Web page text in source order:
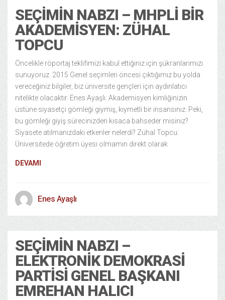
SEÇIMIN NABZI – MHPLI BIR
AKADEMISYEN: ZÜHAL
TOPCU
Öncelikle röportaj teklifimizi kabul ettiğiniz için şükranlarımızı
sunuyoruz. 2015 Genel seçimleri öncesi çıktığımız bu yolda
vereceğiniz bilgiler, biz üniversite gençleri için aydınlatıcı
nitelikte olacaktır. Enes Ayaşlı: Akademisyen kimliğinizin
üstüne siyasetçi gömleği giymiş, kıymetli bir insansınız. Peki,
bu gömleği giyiş sürecinizden kısaca bahseder misiniz?
Siyasete atılmanızdaki etkenler nelerdi? Zühal Topcu:
Üniversitede öğretim üyesi olmamın direkt olarak
DEVAMI
Enes Ayaşlı
SEÇIMIN NABZI –
ELEKTRONIK DEMOKRASI
PARTISI GENEL BAŞKANI
EMREHAN HALICI